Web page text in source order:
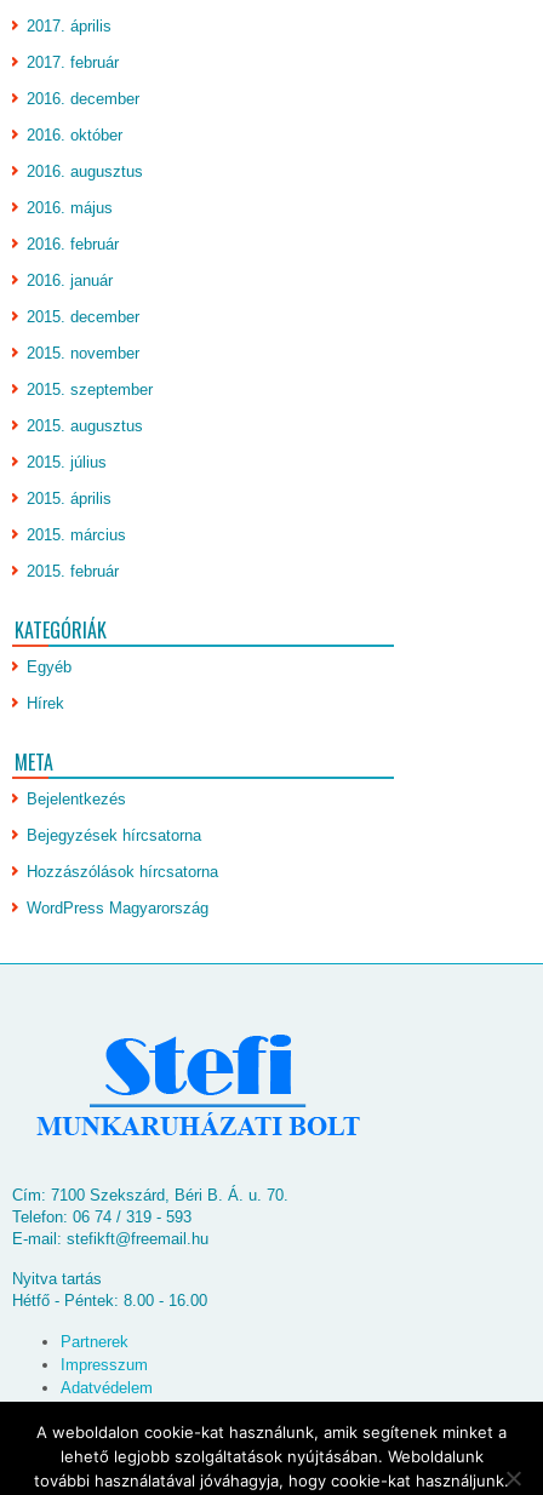
2017. április
2017. február
2016. december
2016. október
2016. augusztus
2016. május
2016. február
2016. január
2015. december
2015. november
2015. szeptember
2015. augusztus
2015. július
2015. április
2015. március
2015. február
KATEGÓRIÁK
Egyéb
Hírek
META
Bejelentkezés
Bejegyzések hírcsatorna
Hozzászólások hírcsatorna
WordPress Magyarország
Cím: 7100 Szekszárd, Béri B. Á. u. 70.
Telefon: 06 74 / 319 - 593
E-mail: stefikft@freemail.hu
Nyitva tartás
Hétfő - Péntek: 8.00 - 16.00
Partnerek
Impresszum
Adatvédelem
© 2026Stefi Munkaruházati Bolt
A weboldalon cookie-kat használunk, amik segítenek minket a
lehető legjobb szolgáltatások nyújtásában. Weboldalunk
további használatával jóváhagyja, hogy cookie-kat használjunk.